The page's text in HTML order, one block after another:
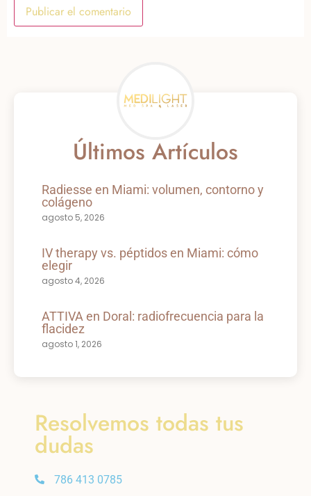
Últimos Artículos
Radiesse en Miami: volumen, contorno y
colágeno
agosto 5, 2026
IV therapy vs. péptidos en Miami: cómo
elegir
agosto 4, 2026
ATTIVA en Doral: radiofrecuencia para la
flacidez
agosto 1, 2026
Resolvemos todas tus
dudas
786 413 0785